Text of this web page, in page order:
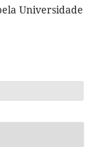
Universidade